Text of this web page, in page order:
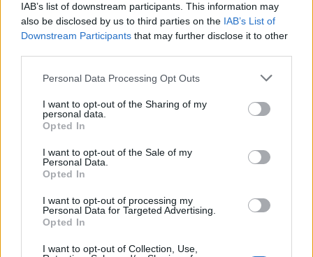
IAB’s list of downstream participants. This information may
also be disclosed by us to third parties on the IAB’s List of
Downstream Participants that may further disclose it to other
Personal Data Processing Opt Outs
I want to opt-out of the Sharing of my
personal data.
Opted In
I want to opt-out of the Sale of my
Personal Data.
Opted In
I want to opt-out of processing my
Personal Data for Targeted Advertising.
Opted In
I want to opt-out of Collection, Use,
Obtarcie blon sluzowych pochwy
Obtarcie blon sluzowych pochwy podczas
seksu.Krew poleciala i jest pieczenie podczas
sikania i napuchniete .Jaka masc albo zel
pomoze na ta dolegliwość?.
pacjentki
gość
Wysypka
Witam, od kilku dni borykam się ze swędzeniem,
postanowiłam tam zerknąć i sytuacja wygląda